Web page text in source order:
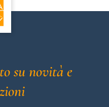
su novità e